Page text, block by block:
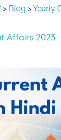
> Blog >Yearly
Affairs 2023